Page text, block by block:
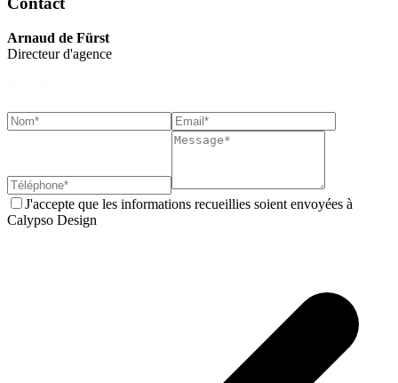
Arnaud de Fürst
Directeur d'agence
J'accepte que les informations recueillies soient envoyées à
Calypso Design